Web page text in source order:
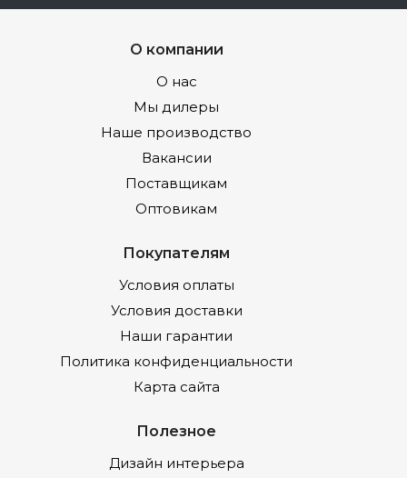
О компании
О нас
Мы дилеры
Наше производство
Вакансии
Поставщикам
Оптовикам
Покупателям
Условия оплаты
Условия доставки
Наши гарантии
Политика конфиденциальности
Карта сайта
Полезное
Дизайн интерьера